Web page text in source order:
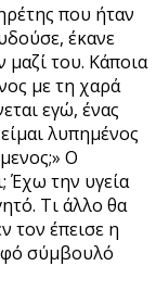
που ήταν
έκανε
μαζί του. Κάποια
με τη χαρά
εγώ, ένας
λυπημένος
Ο
Έχω την υγεία
Τι άλλο θα
τον έπεισε η
σύμβουλό